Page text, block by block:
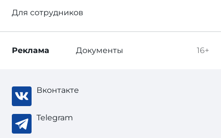
Для сотрудников
16+
Реклама Документы
Вконтакте
Telegram